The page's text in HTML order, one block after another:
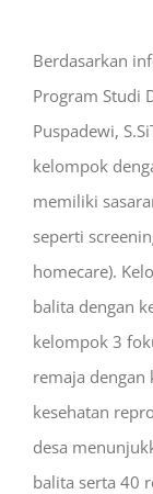
Berdasarkan
Program Studi
Puspadewi,
kelompok
memiliki
seperti
homecare).
balita dengan
kelompok 3
remaja dengan
kesehatan
desa
balita serta 40